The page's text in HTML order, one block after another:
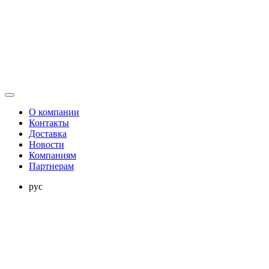
О компании
Контакты
Доставка
Новости
Компаниям
Партнерам
рус